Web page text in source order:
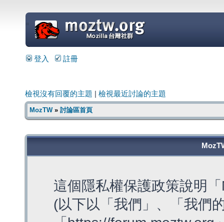
=
登入 註冊
檢視沒有回覆的主題 檢視最近討論的主題
MozTW» 討論區首頁
這個隱私權保護政策說明
(以下以「我們」、「我們